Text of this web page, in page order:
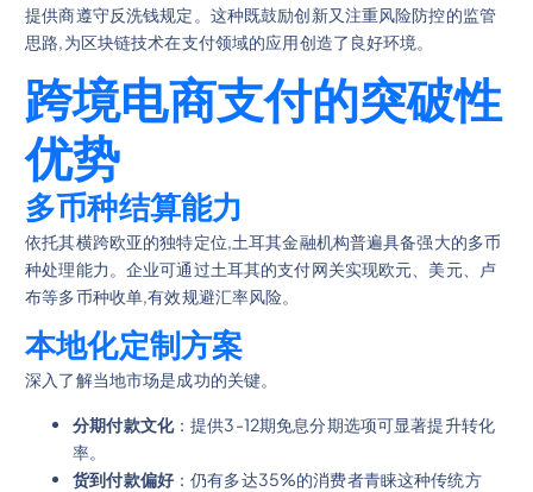
提供商遵守反洗钱规定。这种既鼓励创新又注重风险防控的监管
思路,为区块链技术在支付领域的应用创造了良好环境。
跨境电商支付的突破性
优势
多币种结算能力
依托其横跨欧亚的独特定位,土耳其金融机构普遍具备强大的多币
种处理能力。企业可通过土耳其的支付网关实现欧元、美元、卢
布等多币种收单,有效规避汇率风险。
本地化定制方案
深入了解当地市场是成功的关键。
分期付款文化：提供3-12期免息分期选项可显著提升转化
率。
货到付款偏好：仍有多达35%的消费者青睐这种传统方